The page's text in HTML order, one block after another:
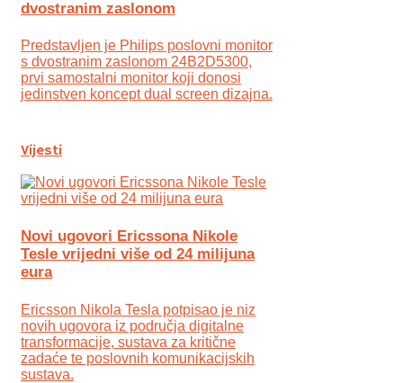
dvostranim zaslonom
Predstavljen je Philips poslovni monitor
s dvostranim zaslonom 24B2D5300,
prvi samostalni monitor koji donosi
jedinstven koncept dual screen dizajna.
Vijesti
Novi ugovori Ericssona Nikole
Tesle vrijedni više od 24 milijuna
eura
Ericsson Nikola Tesla potpisao je niz
novih ugovora iz područja digitalne
transformacije, sustava za kritične
zadaće te poslovnih komunikacijskih
sustava.